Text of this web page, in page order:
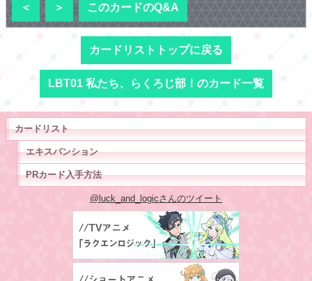
＜ ＞ このカードのQ&A
カードリストトップに戻る
LBT01 私たち、らくろじ部！のカード一覧
カードリスト
エキスパンション
PRカード入手方法
@luck_and_logicさんのツイート